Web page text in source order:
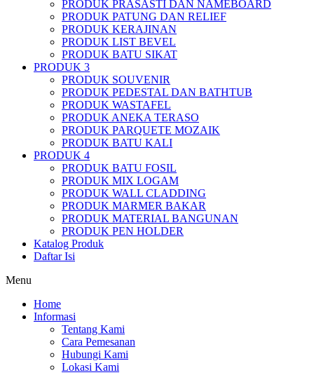
PRODUK PRASASTI DAN NAMEBOARD
PRODUK PATUNG DAN RELIEF
PRODUK KERAJINAN
PRODUK LIST BEVEL
PRODUK BATU SIKAT
PRODUK 3
PRODUK SOUVENIR
PRODUK PEDESTAL DAN BATHTUB
PRODUK WASTAFEL
PRODUK ANEKA TERASO
PRODUK PARQUETE MOZAIK
PRODUK BATU KALI
PRODUK 4
PRODUK BATU FOSIL
PRODUK MIX LOGAM
PRODUK WALL CLADDING
PRODUK MARMER BAKAR
PRODUK MATERIAL BANGUNAN
PRODUK PEN HOLDER
Katalog Produk
Daftar Isi
Menu
Home
Informasi
Tentang Kami
Cara Pemesanan
Hubungi Kami
Lokasi Kami